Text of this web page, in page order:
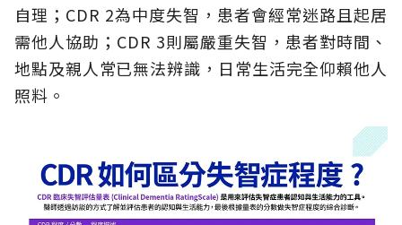
自理；CDR 2為中度失智，患者會經常迷路且起居
需他人協助；CDR 3則屬嚴重失智，患者對時間、
地點及親人常已無法辨識，日常生活完全仰賴他人
照料。